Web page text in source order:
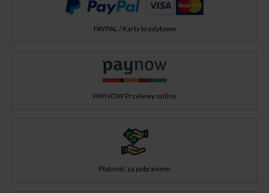
PAYPAL / Karty kredytowe
PAYNOW Przelewy online
Płatność za pobraniem